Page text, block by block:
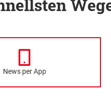
News per App